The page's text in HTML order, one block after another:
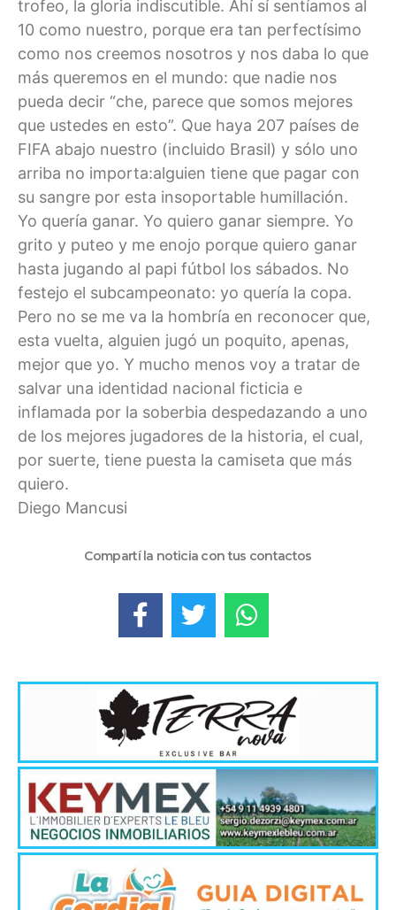
trofeo, la gloria indiscutible. Ahí sí sentíamos al
10 como nuestro, porque era tan perfectísimo
como nos creemos nosotros y nos daba lo que
más queremos en el mundo: que nadie nos
pueda decir “che, parece que somos mejores
que ustedes en esto”. Que haya 207 países de
FIFA abajo nuestro (incluido Brasil) y sólo uno
arriba no importa:alguien tiene que pagar con
su sangre por esta insoportable humillación.
Yo quería ganar. Yo quiero ganar siempre. Yo
grito y puteo y me enojo porque quiero ganar
hasta jugando al papi fútbol los sábados. No
festejo el subcampeonato: yo quería la copa.
Pero no se me va la hombría en reconocer que,
esta vuelta, alguien jugó un poquito, apenas,
mejor que yo. Y mucho menos voy a tratar de
salvar una identidad nacional ficticia e
inflamada por la soberbia despedazando a uno
de los mejores jugadores de la historia, el cual,
por suerte, tiene puesta la camiseta que más
quiero.
Diego Mancusi
Compartí la noticia con tus contactos